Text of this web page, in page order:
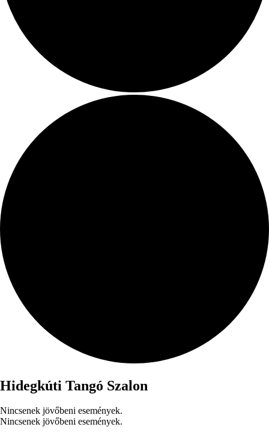
Hidegkúti Tangó Szalon
Nincsenek jövőbeni események.
Nincsenek jövőbeni események.